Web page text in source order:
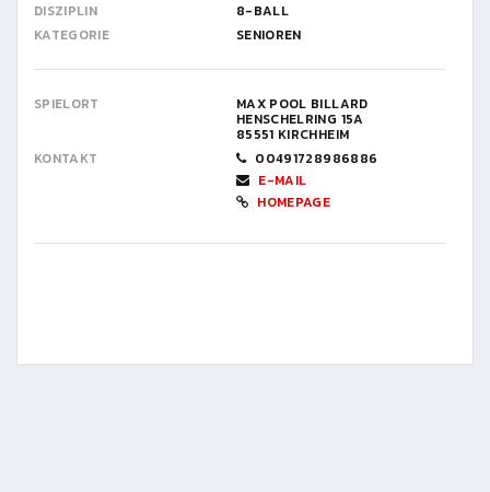
DISZIPLIN
8-BALL
KATEGORIE
SENIOREN
SPIELORT MAX POOL BILLARD
HENSCHELRING 15A
85551 KIRCHHEIM
KONTAKT
00491728986886
E-MAIL
HOMEPAGE